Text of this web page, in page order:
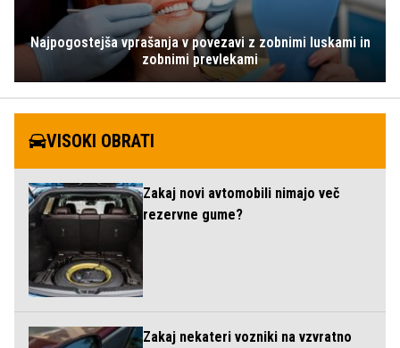
Najpogostejša vprašanja v povezavi z zobnimi luskami in
zobnimi prevlekami
VISOKI OBRATI
Zakaj novi avtomobili nimajo več
rezervne gume?
Zakaj nekateri vozniki na vzvratno